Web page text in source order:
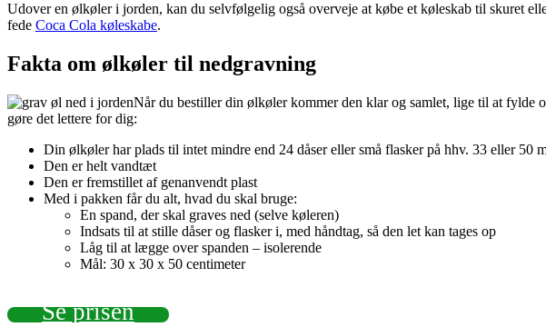
Udover en ølkøler i jorden, kan du selvfølgelig også overveje at købe et køleskab til skuret
fede Coca Cola køleskabe.
Fakta om ølkøler til nedgravning
Når du bestiller din ølkøler kommer den klar og samlet, lige til at fylde
gøre det lettere for dig:
Din ølkøler har plads til intet mindre end 24 dåser eller små flasker på hhv. 33 eller 50
Den er helt vandtæt
Den er fremstillet af genanvendt plast
Med i pakken får du alt, hvad du skal bruge:
En spand, der skal graves ned (selve køleren)
Indsats til at stille dåser og flasker i, med håndtag, så den let kan tages op
Låg til at lægge over spanden – isolerende
Mål: 30 x 30 x 50 centimeter
Se prisen